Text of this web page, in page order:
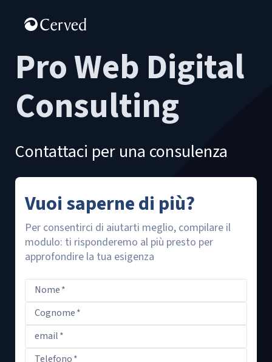
Pro Web Digital
Consulting
Contattaci per una consulenza
Vuoi saperne di più?
Per consentirci di aiutarti meglio, compilare il
modulo: ti risponderemo al più presto per
approfondire la tua esigenza
Nome*
Cognome*
email*
Telefono*